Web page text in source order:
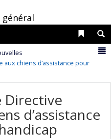
Liens
aux chiens d’assistance pour
Directive
d’assistance